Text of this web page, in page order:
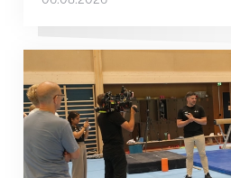
Mit klaren Zielen nach